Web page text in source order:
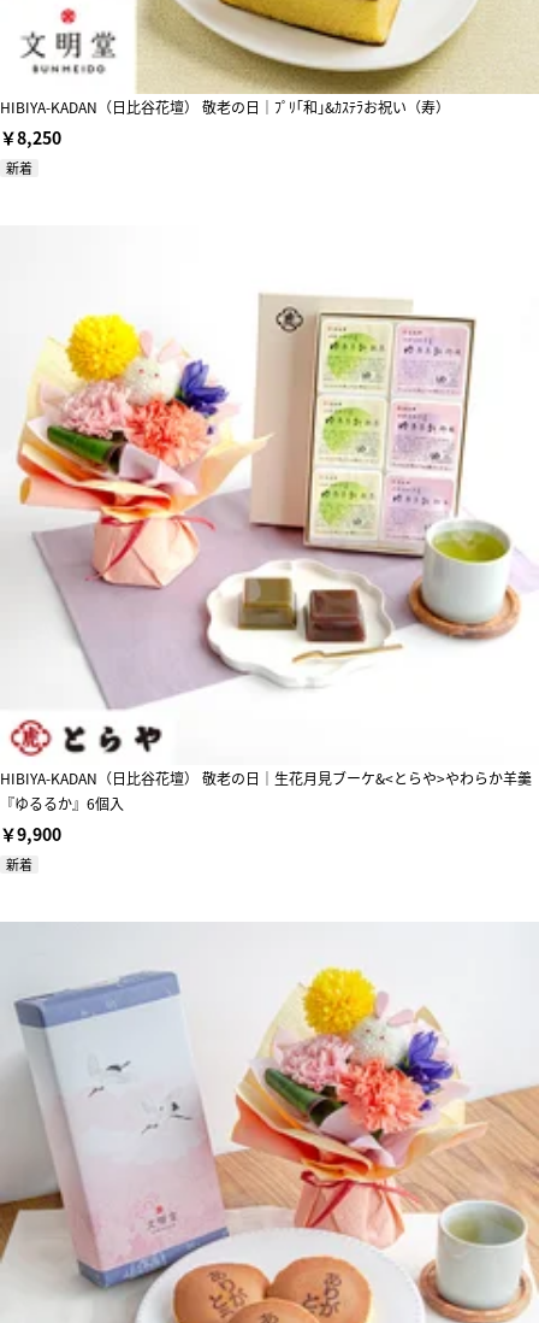
HIBIYA-KADAN（日比谷花壇） 敬老の日｜ﾌﾟﾘ｢和｣&ｶｽﾃﾗお祝い（寿）
￥8,250
新着
HIBIYA-KADAN（日比谷花壇） 敬老の日｜生花月見ブーケ&<とらや>やわらか羊羹
『ゆるるか』6個入
￥9,900
新着